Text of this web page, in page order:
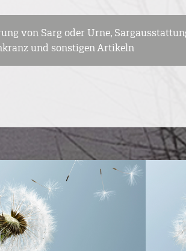
von Sarg oder Urne,
und sonstigen Artikeln